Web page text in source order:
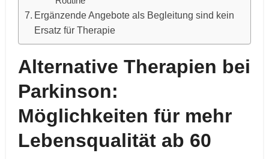
Ergänzende Angebote als Begleitung sind kein
Ersatz für Therapie
Alternative Therapien bei
Parkinson:
Möglichkeiten für mehr
Lebensqualität ab 60